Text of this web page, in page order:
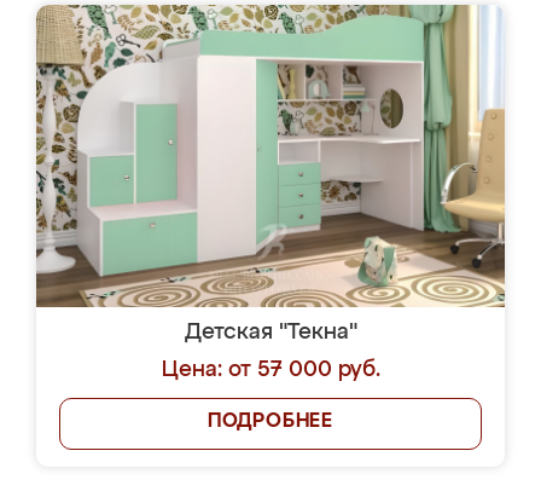
Детская "Текна"
Цена: от 57 000 руб.
ПОДРОБНЕЕ